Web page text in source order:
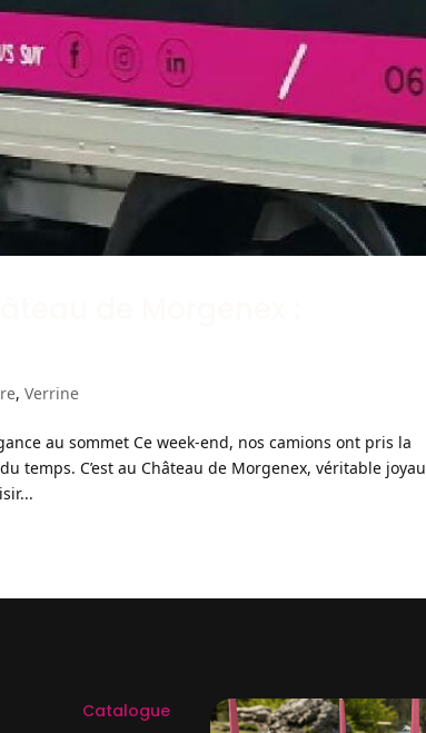
,Verrine
au sommet Ce week-end, nos camions ont pris la
temps. C’est au Château de Morgenex, véritable joyau
Catalogue